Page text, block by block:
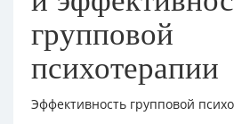
групповой
психотерапии
Эффективность групповой